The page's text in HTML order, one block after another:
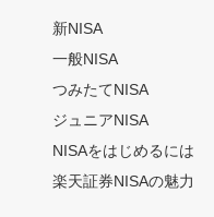
新NISA
一般NISA
つみたてNISA
ジュニアNISA
NISAをはじめるには
楽天証券NISAの魅力